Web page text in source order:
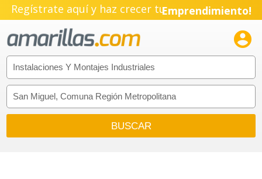
Regístrate aquí y haz crecer tuEmprendimiento!
